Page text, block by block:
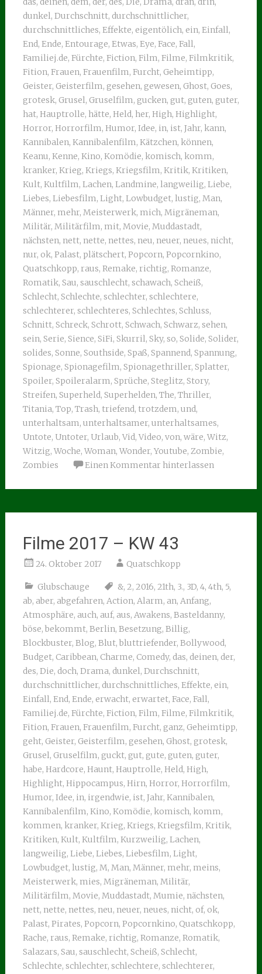
dunkel, Durchschnitt, durchschnittlicher,
durchschnittliches, Effekte, eigentölich, ein, Einfall,
End, Ende, Entourage, Etwas, Eye, Face, Fall,
Familiej.de, Fürchte, Fiction, Film, Filme, Filmkritik,
Fition, Frauen, Frauenfilm, Furcht, Geheimtipp,
Geister, Geisterfilm, gesehen, gewesen, Ghost, Goes,
grotesk, Grusel, Gruselfilm, gucken, gut, guten, guter,
hat, Hauptrolle, hätte, Held, her, High, Highlight,
Horror, Horrorfilm, Humor, Idee, in, ist, Jahr, kann,
Kannibalen, Kannibalenfilm, Kätzchen, können,
Keanu, Kenne, Kino, Komödie, komisch, komm,
kranker, Krieg, Kriegs, Kriegsfilm, Kritik, Kritiken,
Kult, Kultfilm, Lachen, Landmine, langweilig, Liebe,
Liebes, Liebesfilm, Light, Lowbudget, lustig, Man,
Männer, mehr, Meisterwerk, mich, Migräneman,
Militär, Militärfilm, mit, Movie, Muddastadt,
nächsten, nett, nette, nettes, neu, neuer, neues, nicht,
nur, ok, Palast, plätschert, Popcorn, Popcornkino,
Quatschkopp, raus, Remake, richtig, Romanze,
Romatik, Sau, sauschlecht, schawach, Scheiß,
Schlecht, Schlechte, schlechter, schlechtere,
schlechterer, schlechteres, Schlechtes, Schluss,
Schnitt, Schreck, Schrott, Schwach, Schwarz, sehen,
sein, Serie, Sience, SiFi, Skurril, Sky, so, Solide, Solider,
solides, Sonne, Southside, Spaß, Spannend, Spannung,
Spionage, Spionagefilm, Spionagethriller, Splatter,
Spoiler, Spoileralarm, Sprüche, Steglitz, Story,
Streifen, Superheld, Superhelden, The, Thriller,
Titania, Top, Trash, triefend, trotzdem, und,
unterhaltsam, unterhaltsamer, unterhaltsames,
Untote, Untoter, Urlaub, Vid, Video, von, wäre, Witz,
Witzig, Woche, Woman, Wonder, Youtube, Zombie,
Zombies
Einen Kommentar hinterlassen
Filme 2017 – KW 43
24. Oktober 2017 Quatschkopp
Glubschauge &, 2, 2016, 21th, 3., 3D, 4, 4th, 5,
ab, aber, abgefahren, Action, Alarm, an, Anfang,
Atmosphäre, auch, auf, aus, Awakens, Basteldanny,
böse, bekommt, Berlin, Besetzung, Billig,
Blockbuster, Blog, Blut, bluttriefender, Bollywood,
Budget, Caribbean, Charme, Comedy, das, deinen, der,
des, Die, doch, Drama, dunkel, Durchschnitt,
durchschnittlicher, durchschnittliches, Effekte, ein,
Einfall, End, Ende, erwacht, erwartet, Face, Fall,
Familiej.de, Fürchte, Fiction, Film, Filme, Filmkritik,
Fition, Frauen, Frauenfilm, Furcht, ganz, Geheimtipp,
geht, Geister, Geisterfilm, gesehen, Ghost, grotesk,
Grusel, Gruselfilm, guckt, gut, gute, guten, guter,
habe, Hardcore, Haunt, Hauptrolle, Held, High,
Highlight, Hippocampus, Hirn, Horror, Horrorfilm,
Humor, Idee, in, irgendwie, ist, Jahr, Kannibalen,
Kannibalenfilm, Kino, Komödie, komisch, komm,
kommen, kranker, Krieg, Kriegs, Kriegsfilm, Kritik,
Kritiken, Kult, Kultfilm, Kurzweilig, Lachen,
langweilig, Liebe, Liebes, Liebesfilm, Light,
Lowbudget, lustig, M, Man, Männer, mehr, meins,
Meisterwerk, mies, Migräneman, Militär,
Militärfilm, Movie, Muddastadt, Mumie, nächsten,
nett, nette, nettes, neu, neuer, neues, nicht, of, ok,
Palast, Pirates, Popcorn, Popcornkino, Quatschkopp,
Rache, raus, Remake, richtig, Romanze, Romatik,
Salazars, Sau, sauschlecht, Scheiß, Schlecht,
Schlechte, schlechter, schlechtere, schlechterer,